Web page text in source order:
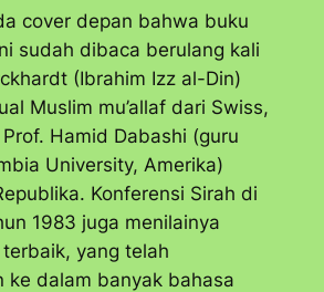
cover depan bahwa buku
sudah dibaca berulang kali
(Ibrahim Izz al-Din)
Muslim mu’allaf dari Swiss,
Hamid Dabashi (guru
University, Amerika)
Konferensi Sirah di
1983 juga menilainya
yang telah
ke dalam banyak bahasa